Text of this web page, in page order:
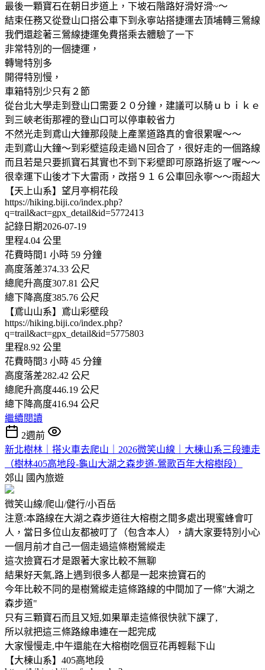
最後一顆寶石在朝日步道上，下坡石階路好滑好滑~～
結束任務又從登山口搭公車下到永寧站搭捷運去頂埔轉三鶯線
我們還趁著三鶯線捷運免費搭乘去體驗了一下
非常特別的一個捷運，
轉彎特別多
開得特別慢，
車箱特別少只有２節
從台北大學走到登山口需要２０分鐘，建議可以騎ｕｂｉｋｅ
到三峽老街那裡的登山口可以停車較省力
不然光走到鳶山大鐘那段陡上產業道路真的會很累喔～～
走到鳶山大鐘～到彩壁這段走過Ｎ回合了，很好走的一個路線
而且若是只要抓寶石其實也不到下彩壁即可原路折返了喔～～
很幸運下山後才下大雷雨，改搭９１６公車回永寧～～雨超大
【天上山系】望月亭桐花段
https://hiking.biji.co/index.php?
q=trail&act=gpx_detail&id=5772413
記錄日期2026-07-19
里程4.04 公里
花費時間1 小時 59 分鐘
高度落差374.33 公尺
總爬升高度307.81 公尺
總下降高度385.76 公尺
【鳶山山系】鳶山彩壁段
https://hiking.biji.co/index.php?
q=trail&act=gpx_detail&id=5775803
里程8.92 公里
花費時間3 小時 45 分鐘
高度落差282.42 公尺
總爬升高度446.19 公尺
總下降高度416.94 公尺
繼續閱讀
2週前
新北樹林｜搭火車去爬山｜2026微笑山線｜大棟山系三段連走
（樹林405高地段-龜山大湖之森步道-鶯歌百年大榕樹段）
郊山 國內旅遊
微笑山線/爬山/健行/小百岳
注意:本路線在大湖之森步道往大榕樹之間多處出現蜜蜂會叮
人，當日多位山友都被叮了（包含本人），請大家要特別小心
一個月前才自己一個走過這條樹鶯縱走
這次撿寶石才是跟著大家比較不無聊
結果好天氣,路上遇到很多人都是一起來撿寶石的
今年比較不同的是樹鶯縱走這條路線的中間加了一條"大湖之
森步道"
只有三顆寶石而且又短,如果單走這條很快就下課了,
所以就把這三條路線串連在一起完成
大家慢慢走,中午還能在大榕樹吃個豆花再輕鬆下山
【大棟山系】405高地段